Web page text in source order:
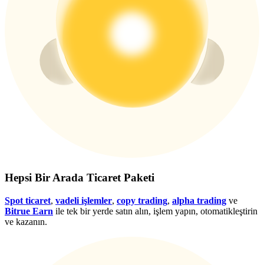
Ödül Merkezi
Üye ol
Hepsi Bir Arada Ticaret Paketi
Spot ticaret, vadeli işlemler, copy trading, alpha trading ve
Bitrue Earn ile tek bir yerde satın alın, işlem yapın, otomatikleştirin
ve kazanın.